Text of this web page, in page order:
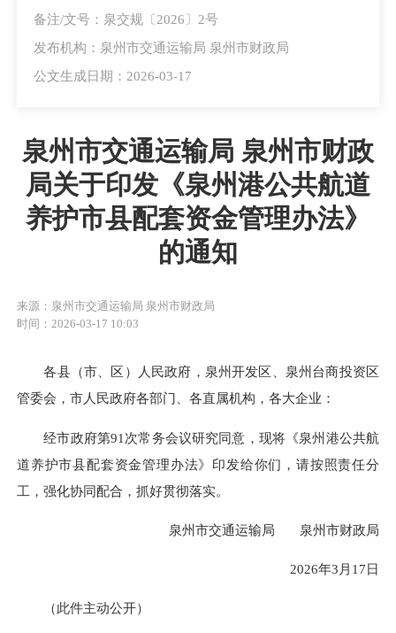
备注/文号：泉交规〔2026〕2号
发布机构：泉州市交通运输局 泉州市财政局
公文生成日期：2026-03-17
泉州市交通运输局 泉州市财政
局关于印发《泉州港公共航道
养护市县配套资金管理办法》
的通知
来源：泉州市交通运输局 泉州市财政局
时间：2026-03-17 10:03
各县（市、区）人民政府，泉州开发区、泉州台商投资区
管委会，市人民政府各部门、各直属机构，各大企业：
经市政府第91次常务会议研究同意，现将《泉州港公共航
道养护市县配套资金管理办法》印发给你们，请按照责任分
工，强化协同配合，抓好贯彻落实。
泉州市交通运输局 泉州市财政局
2026年3月17日
（此件主动公开）